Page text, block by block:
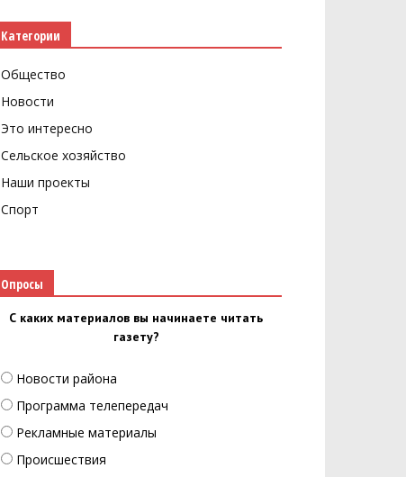
Категории
Общество
Новости
Это интересно
Сельское хозяйство
Наши проекты
Спорт
Опросы
С каких материалов вы начинаете читать
газету?
Новости района
Программа телепередач
Рекламные материалы
Происшествия